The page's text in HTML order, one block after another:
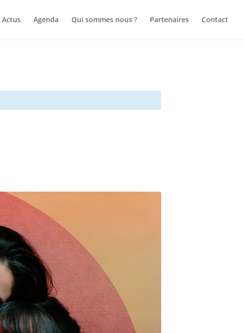
Actus Agenda Qui sommes nous ? Partenaires Contact